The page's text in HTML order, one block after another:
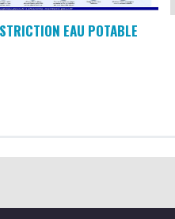
EAU POTABLE